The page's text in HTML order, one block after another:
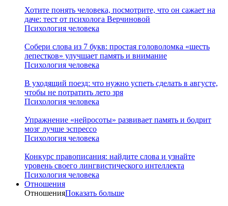
Хотите понять человека, посмотрите, что он сажает на
даче: тест от психолога Верчиновой
Психология человека
Собери слова из 7 букв: простая головоломка «шесть
лепестков» улучшает память и внимание
Психология человека
В уходящий поезд: что нужно успеть сделать в августе,
чтобы не потратить лето зря
Психология человека
Упражнение «нейросоты» развивает память и бодрит
мозг лучше эспрессо
Психология человека
Конкурс правописания: найдите слова и узнайте
уровень своего лингвистического интеллекта
Психология человека
Отношения
ОтношенияПоказать больше